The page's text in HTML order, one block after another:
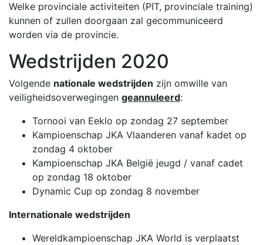
Welke provinciale activiteiten (PIT, provinciale training)
kunnen of zullen doorgaan zal gecommuniceerd
worden via de provincie.
Wedstrijden 2020
Volgende nationale wedstrijden zijn omwille van
veiligheidsoverwegingen geannuleerd:
Tornooi van Eeklo op zondag 27 september
Kampioenschap JKA Vlaanderen vanaf kadet op
zondag 4 oktober
Kampioenschap JKA België jeugd / vanaf cadet
op zondag 18 oktober
Dynamic Cup op zondag 8 november
Internationale wedstrijden
Wereldkampioenschap JKA World is verplaatst